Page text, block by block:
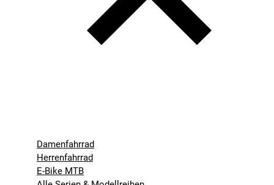
Damenfahrrad
Herrenfahrrad
E-Bike MTB